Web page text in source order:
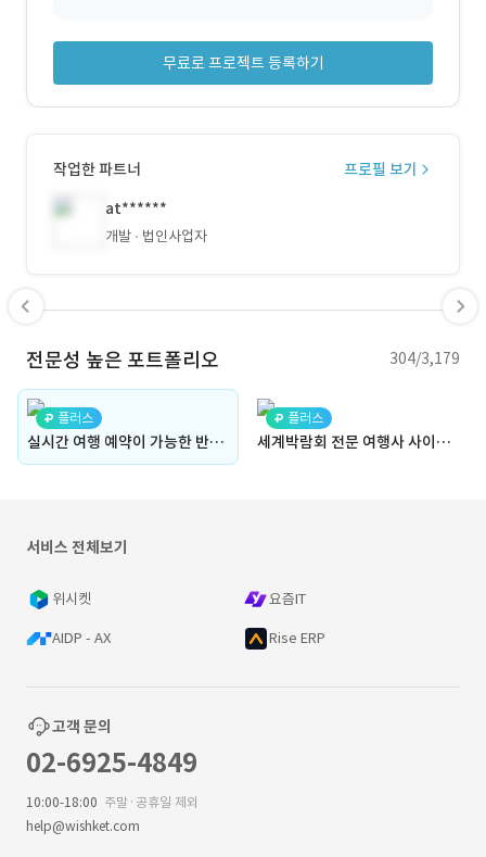
무료로 프로젝트 등록하기
작업한 파트너
프로필 보기
at******
개발 법인사업자
전문성 높은 포트폴리오 304/3,179
플러스
실시간 여행 예약이 가능한 반응형 웹페이지"부산의 아름다운 길"
플러스
세계박람회 전문 여행사 사이트 "지오엑스포"
서비스 전체보기
위시켓 요즘IT
AIDP - AX Rise ERP
고객 문의
02-6925-4849
10:00-18:00 주말·공휴일 제외
help@wishket.com